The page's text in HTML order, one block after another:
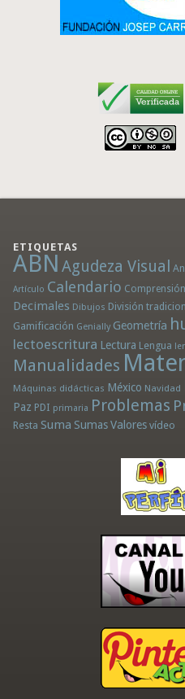
ETIQUETAS
ABN Agudeza Visual
Artículo Calendario
Decimales Dibujos División
Gamificación Genially Geometría
lectoescritura Lectura Lengua
Manualidades
Máquinas didácticas México Navidad
Paz PDI primaria Problemas
Resta Suma Sumas Valores vídeo